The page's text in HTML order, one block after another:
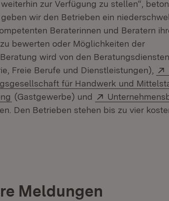
zur Verfügung zu stellen“,
wir den Betrieben ein
Beraterinnen und Beratern
bewerten oder Möglichkeiten der
wird von den Beratungsdiensten
Fenster)
Freie Berufe und Dienstleistungen),
für Handwerk und
(Öffnet in neuem Fenster)
(Gastgewerbe) und Extern:
Den Betrieben stehen bis zu vier
Meldungen